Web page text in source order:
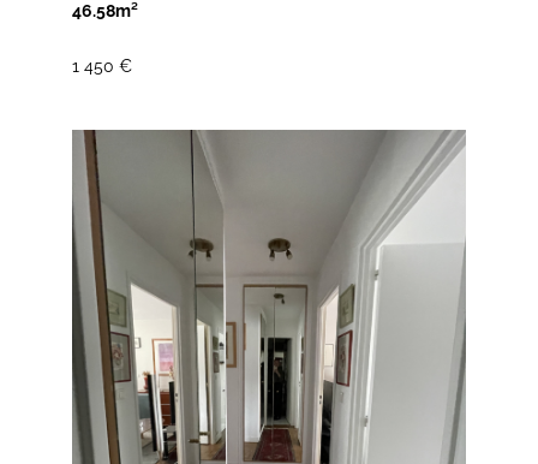
Nos
Nous
Espace
46.58m²
1 450 €